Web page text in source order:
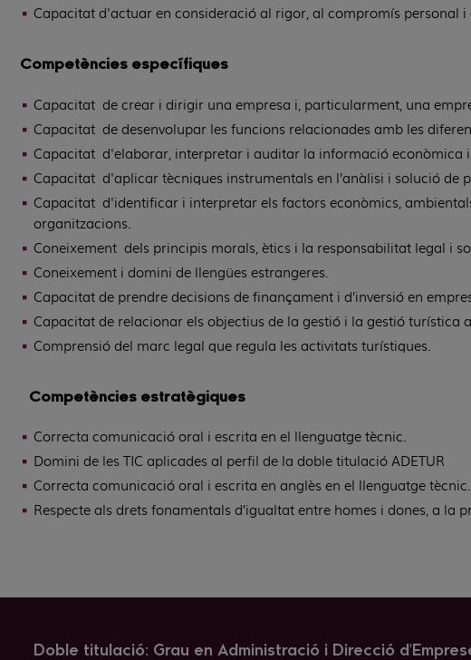
Capacitat d'actuar en consideració al rigor, al compromís personal
Competències específiques
Capacitat de crear i dirigir una empresa i, particularment, una
Capacitat de desenvolupar les funcions relacionades amb les
Capacitat d'elaborar, interpretar i auditar la informació econòmica
Capacitat d'aplicar tècniques instrumentals en l’anàlisi i solució de
Capacitat d'identificar i interpretar els factors econòmics,
organitzacions.
Coneixement dels principis morals, ètics i la responsabilitat legal i
Coneixement i domini de llengües estrangeres.
Capacitat de prendre decisions de finançament i d’inversió en
Capacitat de relacionar els objectius de la gestió i la gestió
Comprensió del marc legal que regula les activitats turístiques.
Competències estratègiques
Correcta comunicació oral i escrita en el llenguatge tècnic.
Domini de les TIC aplicades al perfil de la doble titulació ADETUR
Correcta comunicació oral i escrita en anglès en el llenguatge tècnic.
Respecte als drets fonamentals d’igualtat entre homes i dones, a
Doble titulació: Grau en Administració i Direcció